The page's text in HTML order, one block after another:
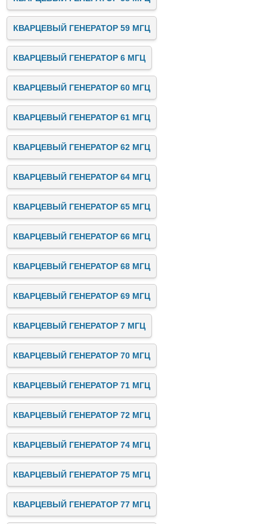
КВАРЦЕВЫЙ ГЕНЕРАТОР 59 МГЦ
КВАРЦЕВЫЙ ГЕНЕРАТОР 6 МГЦ
КВАРЦЕВЫЙ ГЕНЕРАТОР 60 МГЦ
КВАРЦЕВЫЙ ГЕНЕРАТОР 61 МГЦ
КВАРЦЕВЫЙ ГЕНЕРАТОР 62 МГЦ
КВАРЦЕВЫЙ ГЕНЕРАТОР 64 МГЦ
КВАРЦЕВЫЙ ГЕНЕРАТОР 65 МГЦ
КВАРЦЕВЫЙ ГЕНЕРАТОР 66 МГЦ
КВАРЦЕВЫЙ ГЕНЕРАТОР 68 МГЦ
КВАРЦЕВЫЙ ГЕНЕРАТОР 69 МГЦ
КВАРЦЕВЫЙ ГЕНЕРАТОР 7 МГЦ
КВАРЦЕВЫЙ ГЕНЕРАТОР 70 МГЦ
КВАРЦЕВЫЙ ГЕНЕРАТОР 71 МГЦ
КВАРЦЕВЫЙ ГЕНЕРАТОР 72 МГЦ
КВАРЦЕВЫЙ ГЕНЕРАТОР 74 МГЦ
КВАРЦЕВЫЙ ГЕНЕРАТОР 75 МГЦ
КВАРЦЕВЫЙ ГЕНЕРАТОР 77 МГЦ